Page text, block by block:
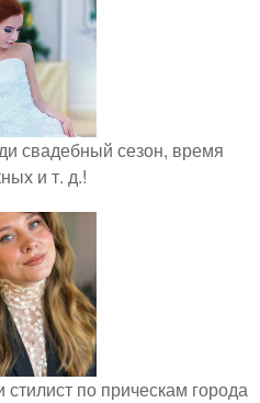
свадебный сезон, время
и т. д.!
по прическам города